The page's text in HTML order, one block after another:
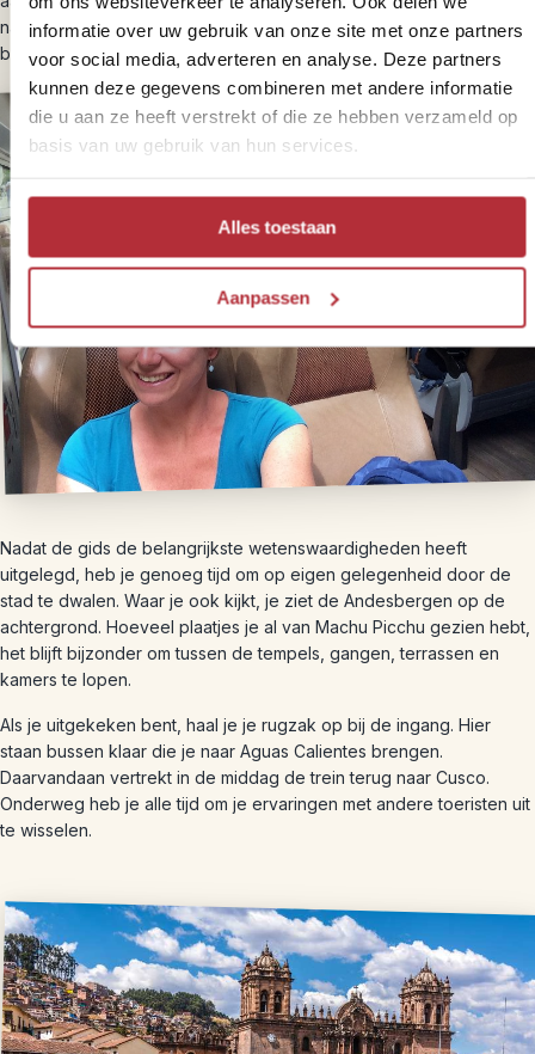
informatie over uw gebruik van onze site met onze partners
voor social media, adverteren en analyse. Deze partners
kunnen deze gegevens combineren met andere informatie
die u aan ze heeft verstrekt of die ze hebben verzameld op
basis van uw gebruik van hun services.
Alles toestaan
Aanpassen
namelijk slechts een beperkt aantal reizigers deze berg per dag
beklimmen. Daarom is tijdig reserveren belangrijk.
Nadat de gids de belangrijkste wetenswaardigheden heeft
uitgelegd, heb je genoeg tijd om op eigen gelegenheid door de
stad te dwalen. Waar je ook kijkt, je ziet de Andesbergen op de
achtergrond. Hoeveel plaatjes je al van Machu Picchu gezien hebt,
het blijft bijzonder om tussen de tempels, gangen, terrassen en
kamers te lopen.
Als je uitgekeken bent, haal je je rugzak op bij de ingang. Hier
staan bussen klaar die je naar Aguas Calientes brengen.
Daarvandaan vertrekt in de middag de trein terug naar Cusco.
Onderweg heb je alle tijd om je ervaringen met andere toeristen uit
te wisselen.